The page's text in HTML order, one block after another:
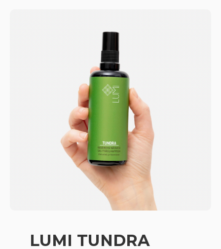
LUMI TUNDRA